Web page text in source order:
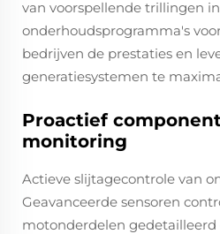
van voorspellende trillingen
onderhoudsprogramma's
bedrijven de prestaties en
generatiesystemen te
Proactief
monitoring
Actieve slijtagecontrole van
Geavanceerde sensoren
motonderdelen